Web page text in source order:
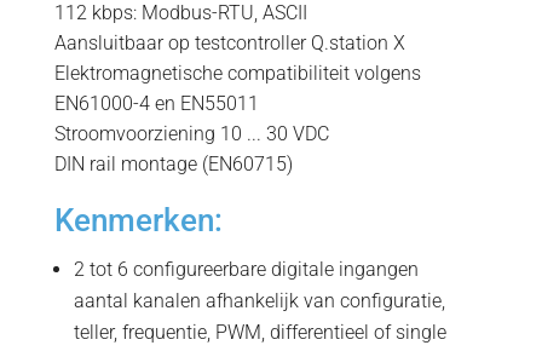
112 kbps: Modbus-RTU, ASCII
Aansluitbaar op testcontroller Q.station X
Elektromagnetische compatibiliteit volgens
EN61000-4 en EN55011
Stroomvoorziening 10 ... 30 VDC
DIN rail montage (EN60715)
Kenmerken:
2 tot 6 configureerbare digitale ingangen
aantal kanalen afhankelijk van configuratie,
teller, frequentie, PWM, differentieel of single